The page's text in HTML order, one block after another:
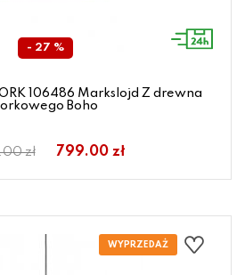
- 27 %
106486 Markslojd Z drewna
Boho
zł 799.00 zł